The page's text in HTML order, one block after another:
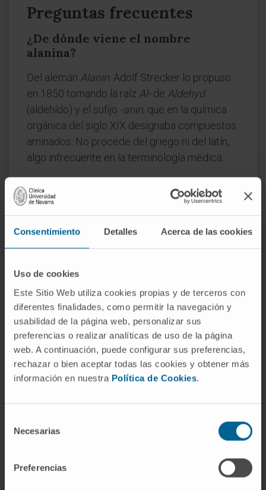
Consentimiento Detalles Acerca de las cookies
Uso de cookies
Este Sitio Web utiliza cookies propias y de terceros con
diferentes finalidades, como permitir la navegación y
usabilidad de la página web, personalizar sus
preferencias o realizar analíticas de uso de la página
web. A continuación, puede configurar sus preferencias,
rechazar o bien aceptar todas las cookies y obtener más
información en nuestra Política de Cookies.
Necesarias
Preferencias
Preguntas frecuentes
¿De dónde viene el nombre
alanina?
Del alemán Alanin . Adolf Strecker lo propuso
en 1850 tomando la raíz Al-de Aldehyd
(aldehído) y el sufijo -anin, que en la química
orgánica del siglo XIX designaba compuestos
aminados. No procede del griego ni del latín,
algo infrecuente en la terminología médica.
¿Es lo mismo α-alanina que β-
alanina?
el grupo amino unido al carbono alfa y es uno
de los veinteaminoácidosque forman
proteínas. La β-alanina lleva el grupo amino en
proteínas y cumple funciones diferentes:
forma parte de la carnosina muscular y del
ácido pantoténico. Cuando en bioquímica
clínica se menciona «alanina» sin prefijo, se
sobreentiende la forma alfa.
esencial?
No. El organismo la sintetiza a partir de
, por lo que